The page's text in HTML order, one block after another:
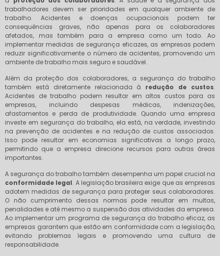
trabalhadores devem ser prioridades em qualquer ambiente de
trabalho. Acidentes e doenças ocupacionais podem ter
consequências graves, não apenas para os colaboradores
afetados, mas também para a empresa como um todo. Ao
implementar medidas de segurança eficazes, as empresas podem
reduzir significativamente o número de acidentes, promovendo um
ambiente de trabalho mais seguro e saudável.
Além da proteção dos colaboradores, a segurança do trabalho
também está diretamente relacionada à redução de custos.
Acidentes de trabalho podem resultar em altos custos para as
empresas, incluindo despesas médicas, indenizações,
afastamentos e perda de produtividade. Quando uma empresa
investe em segurança do trabalho, ela está, na verdade, investindo
na prevenção de acidentes e na redução de custos associados.
Isso pode resultar em economias significativas a longo prazo,
permitindo que a empresa direcione recursos para outras áreas
importantes.
A segurança do trabalho também desempenha um papel crucial na
conformidade legal. A legislação brasileira exige que as empresas
adotem medidas de segurança para proteger seus colaboradores.
O não cumprimento dessas normas pode resultar em multas,
penalidades e até mesmo a suspensão das atividades da empresa.
Ao implementar um programa de segurança do trabalho eficaz, as
empresas garantem que estão em conformidade com a legislação,
evitando problemas legais e promovendo uma cultura de
responsabilidade.